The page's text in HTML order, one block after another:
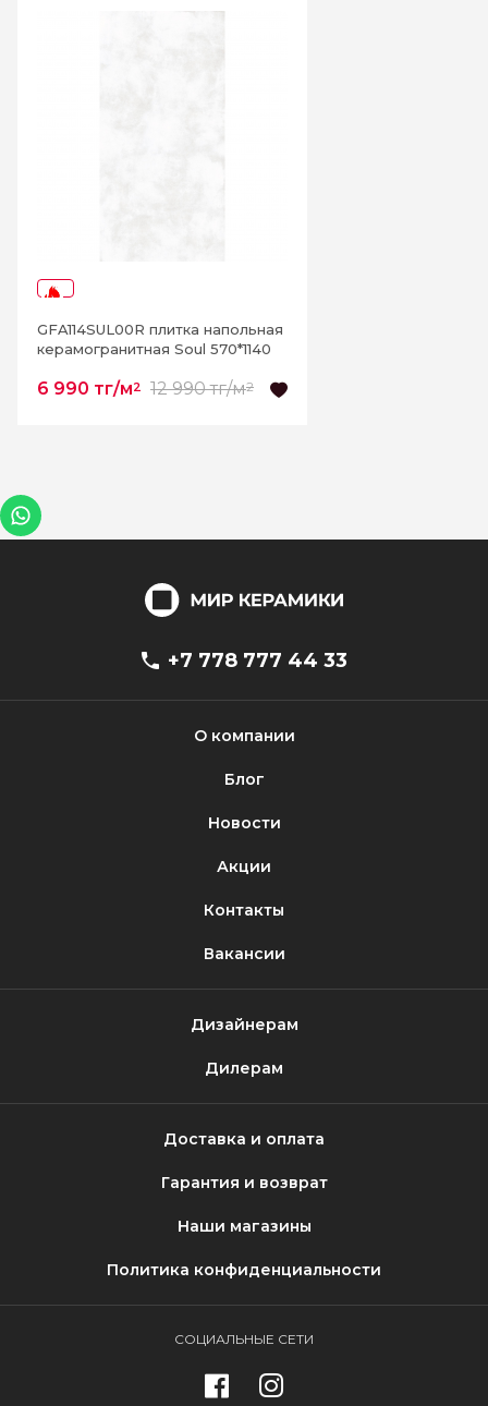
GFA114SUL00R плитка напольная
керамогранитная Soul 570*1140
6 990 тг/м2 12 990 тг/м2
+7 778 777 44 33
О компании
Блог
Новости
Акции
Контакты
Вакансии
Дизайнерам
Дилерам
Доставка и оплата
Гарантия и возврат
Наши магазины
Политика конфиденциальности
СОЦИАЛЬНЫЕ СЕТИ